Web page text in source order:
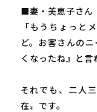
■妻・美恵子さん
「もうちょっと
ど。お客さんの
くなったね』と言
それでも、二人
在〟です。